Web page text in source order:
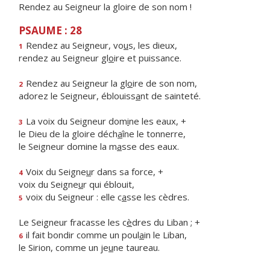
Rendez au Seigneur la gloire de son nom !
PSAUME : 28
1 Rendez au Seigneur, vous, les dieux,
rendez au Seigneur gloire et puissance.
2 Rendez au Seigneur la gloire de son nom,
adorez le Seigneur, éblouissant de sainteté.
3 La voix du Seigneur domine les eaux, +
le Dieu de la gloire déchaîne le tonnerre,
le Seigneur domine la masse des eaux.
4 Voix du Seigneur dans sa force, +
voix du Seigneur qui éblouit,
5 voix du Seigneur : elle casse les cèdres.
Le Seigneur fracasse les cèdres du Liban ; +
6 il fait bondir comme un poulain le Liban,
le Sirion, comme un jeune taureau.